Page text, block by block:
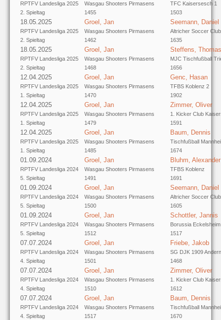
RPTFV Landesliga 2025
2. Spieltag
Wasgau Shooters Pirmasens
1455
TFC Kaisersesch 1
1503
18.05.2025
RPTFV Landesliga 2025
2. Spieltag
Groel, Jan
Wasgau Shooters Pirmasens
1462
Seemann, Daniel
Altricher Soccer Club
1635
18.05.2025
RPTFV Landesliga 2025
2. Spieltag
Groel, Jan
Wasgau Shooters Pirmasens
1468
Steffens, Thomas
MJC Tischfußball
1656
12.04.2025
RPTFV Landesliga 2025
1. Spieltag
Groel, Jan
Wasgau Shooters Pirmasens
1470
Genc, Hasan
TFBS Koblenz 2
1902
12.04.2025
RPTFV Landesliga 2025
1. Spieltag
Groel, Jan
Wasgau Shooters Pirmasens
1479
Zimmer, Oliver
1. Kicker Club
1591
12.04.2025
RPTFV Landesliga 2025
1. Spieltag
Groel, Jan
Wasgau Shooters Pirmasens
1485
Baum, Dennis
Tischfußball
1674
01.09.2024
RPTFV Landesliga 2024
5. Spieltag
Groel, Jan
Wasgau Shooters Pirmasens
1491
Bluhm, Alexander
TFBS Koblenz
1691
01.09.2024
RPTFV Landesliga 2024
5. Spieltag
Groel, Jan
Wasgau Shooters Pirmasens
1500
Seemann, Daniel
Altricher Soccer Club
1605
01.09.2024
RPTFV Landesliga 2024
5. Spieltag
Groel, Jan
Wasgau Shooters Pirmasens
1512
Schottler, Jannis
Borussia
1517
07.07.2024
RPTFV Landesliga 2024
4. Spieltag
Groel, Jan
Wasgau Shooters Pirmasens
1501
Friebe, Jakob
SG DJK 1909
1468
07.07.2024
RPTFV Landesliga 2024
4. Spieltag
Groel, Jan
Wasgau Shooters Pirmasens
1510
Zimmer, Oliver
1. Kicker Club
1612
07.07.2024
RPTFV Landesliga 2024
4. Spieltag
Groel, Jan
Wasgau Shooters Pirmasens
1517
Baum, Dennis
Tischfußball
1670